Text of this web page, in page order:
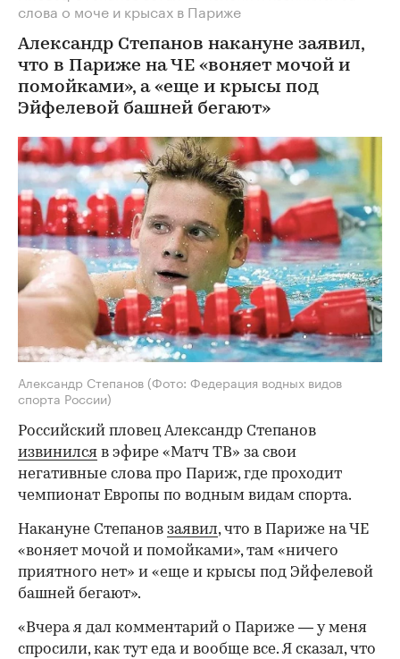
слова о моче и крысах в Париже
Александр Степанов накануне заявил,
что в Париже на ЧЕ «воняет мочой и
помойками», а «еще и крысы под
Эйфелевой башней бегают»
Александр Степанов (Фото: Федерация водных видов
спорта России)
Российский пловец Александр Степанов
извинился в эфире «Матч ТВ» за свои
негативные слова про Париж, где проходит
чемпионат Европы по водным видам спорта.
Накануне Степанов заявил, что в Париже на ЧЕ
«воняет мочой и помойками», там «ничего
приятного нет» и «еще и крысы под Эйфелевой
башней бегают».
«Вчера я дал комментарий о Париже — у меня
спросили, как тут еда и вообще все. Я сказал, что